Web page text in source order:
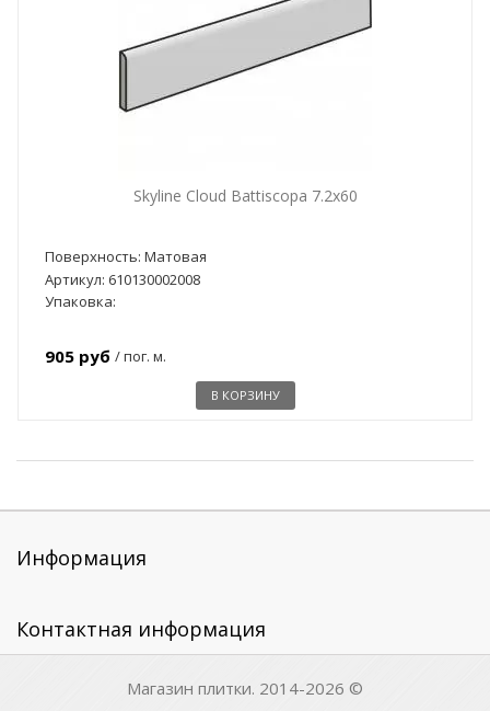
Skyline Cloud Battiscopa 7.2x60
Поверхность: Матовая
Артикул: 610130002008
Упаковка:
905 руб / пог. м.
В КОРЗИНУ
Информация
Контактная информация
Магазин плитки. 2014-2026 ©